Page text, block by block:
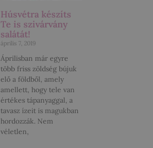
Húsvétra készíts
Te is szivárvány
salátát!
április 7, 2019
Áprilisban már egyre
több friss zöldség bújuk
elő a földből, amely
amellett, hogy tele van
értékes tápanyaggal, a
tavasz ízeit is magukban
hordozzák. Nem
véletlen,